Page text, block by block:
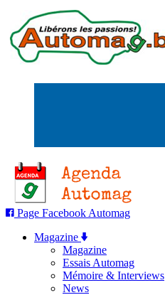
Page Facebook Automag
Magazine
Magazine
Essais Automag
Mémoire & Interviews
News